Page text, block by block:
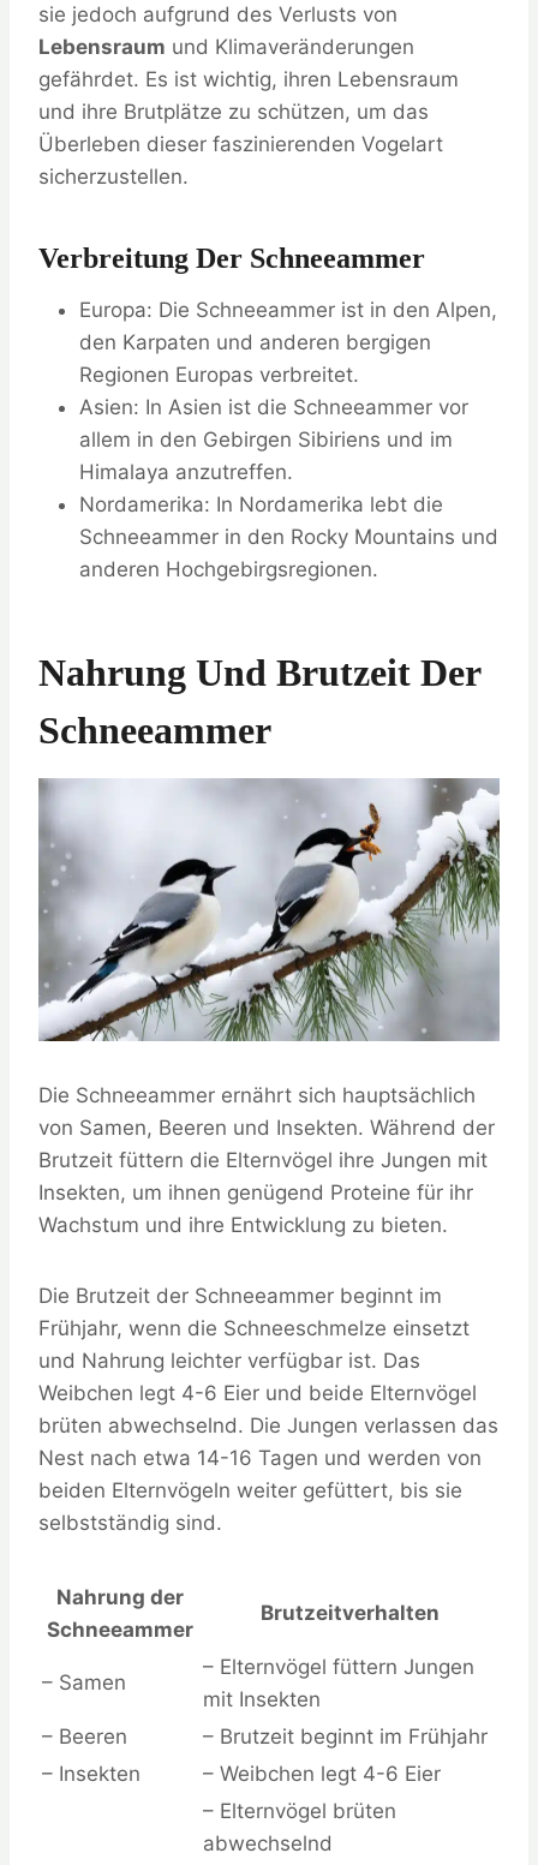
sie jedoch aufgrund des Verlusts von
Lebensraum und Klimaveränderungen
gefährdet. Es ist wichtig, ihren Lebensraum
und ihre Brutplätze zu schützen, um das
Überleben dieser faszinierenden Vogelart
sicherzustellen.
Verbreitung Der Schneeammer
Europa: Die Schneeammer ist in den Alpen,
den Karpaten und anderen bergigen
Regionen Europas verbreitet.
Asien: In Asien ist die Schneeammer vor
allem in den Gebirgen Sibiriens und im
Himalaya anzutreffen.
Nordamerika: In Nordamerika lebt die
Schneeammer in den Rocky Mountains und
anderen Hochgebirgsregionen.
Nahrung Und Brutzeit Der
Schneeammer
Die Schneeammer ernährt sich hauptsächlich
von Samen, Beeren und Insekten. Während der
Brutzeit füttern die Elternvögel ihre Jungen mit
Insekten, um ihnen genügend Proteine für ihr
Wachstum und ihre Entwicklung zu bieten.
Die Brutzeit der Schneeammer beginnt im
Frühjahr, wenn die Schneeschmelze einsetzt
und Nahrung leichter verfügbar ist. Das
Weibchen legt 4-6 Eier und beide Elternvögel
brüten abwechselnd. Die Jungen verlassen das
Nest nach etwa 14-16 Tagen und werden von
beiden Elternvögeln weiter gefüttert, bis sie
selbstständig sind.
Nahrung der
Schneeammer
Brutzeitverhalten
– Samen
– Elternvögel füttern Jungen
mit Insekten
– Beeren
– Brutzeit beginnt im Frühjahr
– Insekten
– Weibchen legt 4-6 Eier
– Elternvögel brüten
abwechselnd